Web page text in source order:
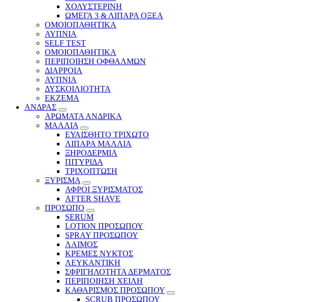
ΧΟΛΥΣΤΕΡΙΝΗ
ΩΜΕΓΑ 3 & ΛΙΠΑΡΑ ΟΞΕΑ
ΟΜΟΙΟΠΑΘΗΤΙΚΑ
ΑΥΠΝΙΑ
SELF TEST
ΟΜΟΙΟΠΑΘΗΤΙΚΑ
ΠΕΡΙΠΟΙΗΣΗ ΟΦΘΑΛΜΩΝ
ΔΙΑΡΡΟΙΑ
ΑΥΠΝΙΑ
ΔΥΣΚΟΙΛΙΟΤΗΤΑ
ΕΚΖΕΜΑ
ΑΝΔΡΑΣ
ΑΡΩΜΑΤΑ ΑΝΔΡΙΚΑ
ΜΑΛΛΙΑ
ΕΥΑΙΣΘΗΤΟ ΤΡΙΧΩΤΟ
ΛΙΠΑΡΑ ΜΑΛΛΙΑ
ΞΗΡΟΔΕΡΜΙΑ
ΠΙΤΥΡΙΔΑ
ΤΡΙΧΟΠΤΩΣΗ
ΞΥΡΙΣΜΑ
ΑΦΡΟΙ ΞΥΡΙΣΜΑΤΟΣ
AFTER SHAVE
ΠΡΟΣΩΠΟ
SERUM
LOTION ΠΡΟΣΩΠΟΥ
SPRAY ΠΡΟΣΩΠΟΥ
ΛΑΙΜΟΣ
ΚΡΕΜΕΣ ΝΥΚΤΟΣ
ΛΕΥΚΑΝΤΙΚΗ
ΣΦΡΙΓΗΛΟΤΗΤΑ ΔΕΡΜΑΤΟΣ
ΠΕΡΙΠΟΙΗΣΗ ΧΕΙΛΗ
ΚΑΘΑΡΙΣΜΟΣ ΠΡΟΣΩΠΟΥ
SCRUB ΠΡΟΣΩΠΟΥ